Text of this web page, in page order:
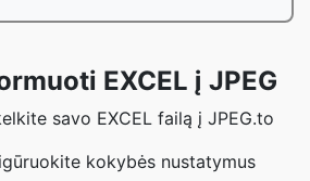
EXCEL į JPEG
savo EXCEL failą į JPEG.to
kokybės nustatymus